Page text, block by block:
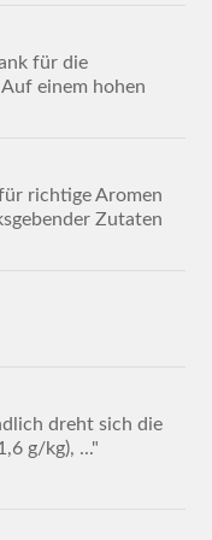
für die
einem hohen
richtige Aromen
Zutaten
dreht sich die
g/kg), ..."